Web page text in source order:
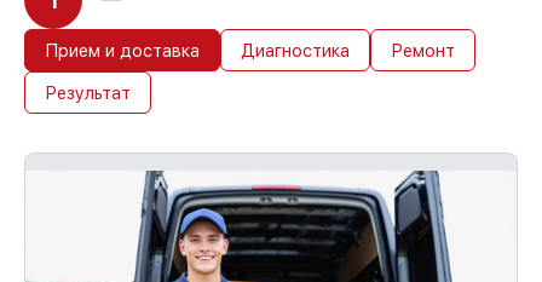
Прием и доставка Диагностика Ремонт
Результат